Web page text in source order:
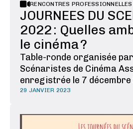
RENCONTRES PROFESSIONNELLES
JOURNEES DU
2022 : Quelles
le cinéma ?
Table-ronde organisée par
Scénaristes de Cinéma
enregistrée le 7 décembre
dit le cinéma en crise. On
cinéma ? Un déclin
nouveau rebond comme il
29 JANVIER 2023